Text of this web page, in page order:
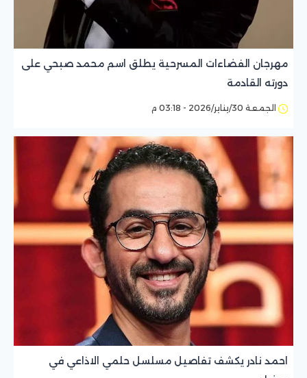
مهرجان الفضاءات المسرحية يطلق اسم محمد صبحي على
دورته القادمة
الجمعة 30/يناير/2026 - 03:18 م
احمد نادر يكشف تفاصيل مسلسل حلمي الاذاعي في